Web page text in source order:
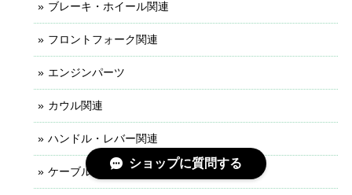
ブレーキ・ホイール関連
フロントフォーク関連
エンジンパーツ
カウル関連
ハンドル・レバー関連
ケーブル・ライン関連
ショップに質問する